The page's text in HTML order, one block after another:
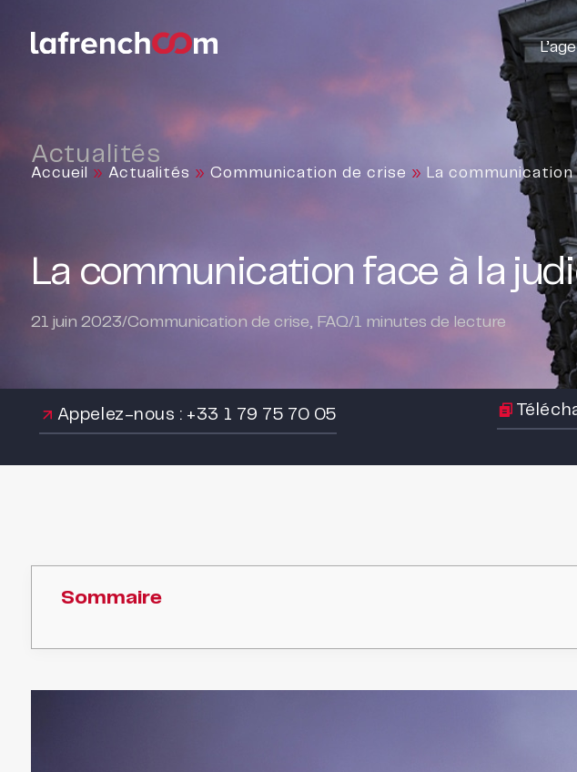
Actualités
Accueil » Actualités » Communication de crise » La
La communication face à la
21 juin 2023/Communication de crise, FAQ/1 minutes de lecture
Appelez-nous : +33 1 79 75 70 05
Sommaire